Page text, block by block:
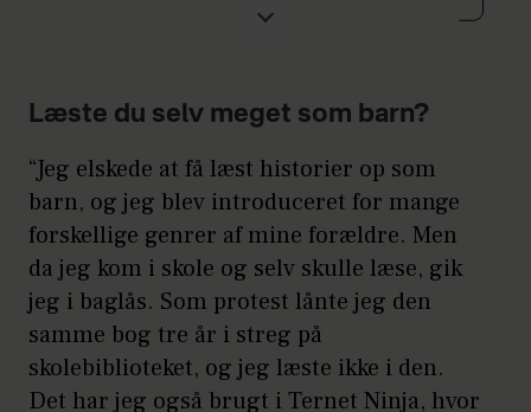
fra et tidligere forhold og parrets
fælles søn, Spencer, på 13 år.
I juni er udgav han bogen ‘Ternet
Ninja 3’, som er fortsættelsen på den
populære serie for hele familien.
Læste du selv meget som barn?
“Jeg elskede at få læst historier op som
barn, og jeg blev introduceret for mange
forskellige genrer af mine forældre. Men
da jeg kom i skole og selv skulle læse, gik
jeg i baglås. Som protest lånte jeg den
samme bog tre år i streg på
skolebiblioteket, og jeg læste ikke i den.
Det har jeg også brugt i Ternet Ninja, hvor